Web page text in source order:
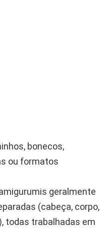
bonecos,
ou formatos
geralmente
(cabeça, corpo,
todas trabalhadas em